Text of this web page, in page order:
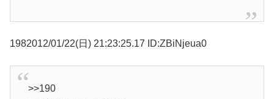
1982012/01/22(日) 21:23:25.17 ID:ZBiNjeua0
>>190